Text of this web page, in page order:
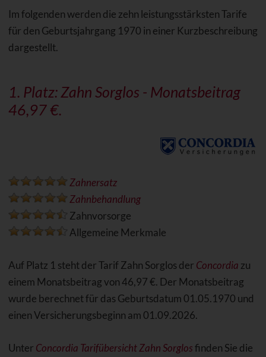
Im folgenden werden die zehn leistungsstärksten Tarife
für den Geburtsjahrgang 1970 in einer Kurzbeschreibung
dargestellt.
1. Platz: Zahn Sorglos - Monatsbeitrag
46,97 €.
Zahnersatz
Zahnbehandlung
Zahnvorsorge
Allgemeine Merkmale
Auf Platz 1 steht der Tarif Zahn Sorglos der Concordia zu
einem Monatsbeitrag von 46,97 €. Der Monatsbeitrag
wurde berechnet für das Geburtsdatum 01.05.1970 und
einen Versicherungsbeginn am 01.09.2026.
Unter Concordia Tarifübersicht Zahn Sorglosfinden Sie die